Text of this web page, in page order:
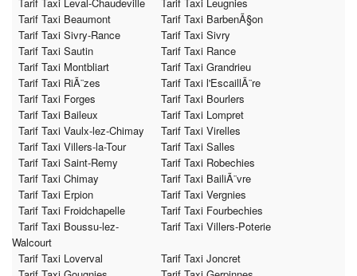
Tarif Taxi Beaumont
Tarif Taxi BarbenÃ§on
Tarif Taxi Sivry-Rance
Tarif Taxi Sivry
Tarif Taxi Sautin
Tarif Taxi Rance
Tarif Taxi Montbliart
Tarif Taxi Grandrieu
Tarif Taxi RiÃ¨zes
Tarif Taxi l'EscaillÃ¨re
Tarif Taxi Forges
Tarif Taxi Bourlers
Tarif Taxi Baileux
Tarif Taxi Lompret
Tarif Taxi Vaulx-lez-Chimay
Tarif Taxi Virelles
Tarif Taxi Villers-la-Tour
Tarif Taxi Salles
Tarif Taxi Saint-Remy
Tarif Taxi Robechies
Tarif Taxi Chimay
Tarif Taxi BailiÃ¨vre
Tarif Taxi Erpion
Tarif Taxi Vergnies
Tarif Taxi Froidchapelle
Tarif Taxi Fourbechies
Tarif Taxi Boussu-lez-
Walcourt
Tarif Taxi Villers-Poterie
Tarif Taxi Loverval
Tarif Taxi Joncret